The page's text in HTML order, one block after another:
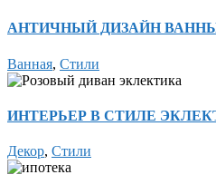
АНТИЧНЫЙ ДИЗАЙН
Ванная, Стили
ИНТЕРЬЕР В СТИЛЕ
Декор, Стили